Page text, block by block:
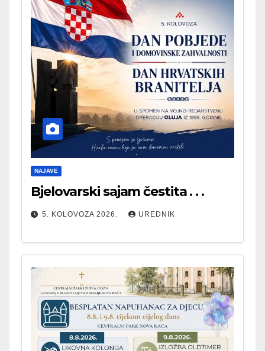
NAJAVE
Bjelovarski sajam čestita . . .
5. KOLOVOZA 2026. UREDNIK